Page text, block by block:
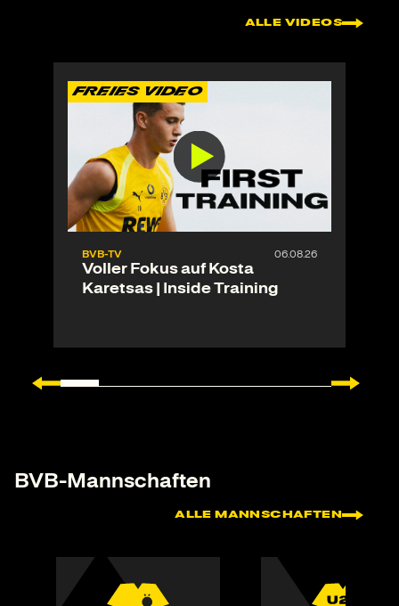
ALLE VIDEOS
FREIES VIDEO
BVB-TV 06.08.26
Voller Fokus auf Kosta
Karetsas | Inside Training
BVB-Mannschaften
ALLE MANNSCHAFTEN